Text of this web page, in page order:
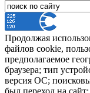
Продолжая
файлов cookie,
предполагаемое
браузера; тип
версия ОС;
был переход на